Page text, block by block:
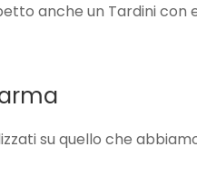
anche un Tardini con
su quello che